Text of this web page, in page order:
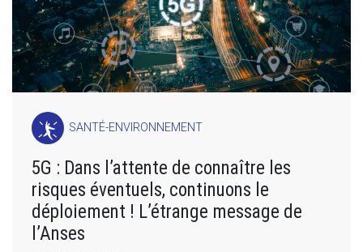
SANTÉ-ENVIRONNEMENT
5G : Dans l’attente de connaître les
risques éventuels, continuons le
déploiement ! L’étrange message de
l’Anses